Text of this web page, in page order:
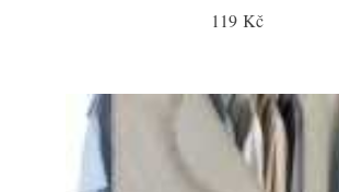
119 Kč